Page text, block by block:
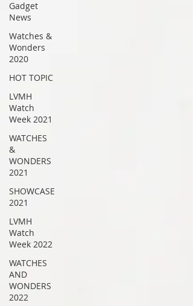
Gadget
News
Watches &
Wonders
2020
HOT TOPIC
LVMH
Watch
Week 2021
WATCHES
&
WONDERS
2021
SHOWCASE
2021
LVMH
Watch
Week 2022
WATCHES
AND
WONDERS
2022